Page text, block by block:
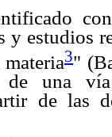
y estudios
3"
una
de las